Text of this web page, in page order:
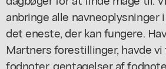
anbringe alle navneoplysninger
det eneste, der kan fungere.
Martners forestillinger, havde
fodnoter, gentagelser af